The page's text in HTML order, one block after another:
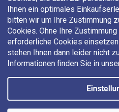
Ihnen ein optimales
bitten wir um Ihre Zustimmung
Cookies. Ohne Ihre
erforderliche Cookies
stehen Ihnen dann leider nicht
Informationen finden Sie in
Für Aktionen, Gewinnspiele und
Copyright 2026 LAVONIO.at.